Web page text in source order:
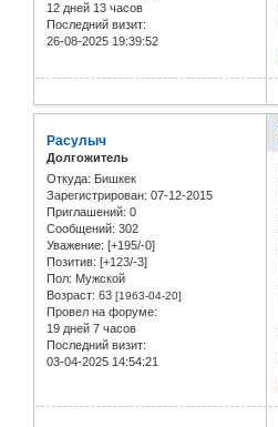
12 дней 13 часов
Последний визит:
26-08-2025 19:39:52
Расулыч
Долгожитель
Откуда: Бишкек
Зарегистрирован: 07-12-2015
Приглашений: 0
Сообщений: 302
Уважение: [+195/-0]
Позитив: [+123/-3]
Пол: Мужской
Возраст: 63 [1963-04-20]
Провел на форуме:
19 дней 7 часов
Последний визит:
03-04-2025 14:54:21